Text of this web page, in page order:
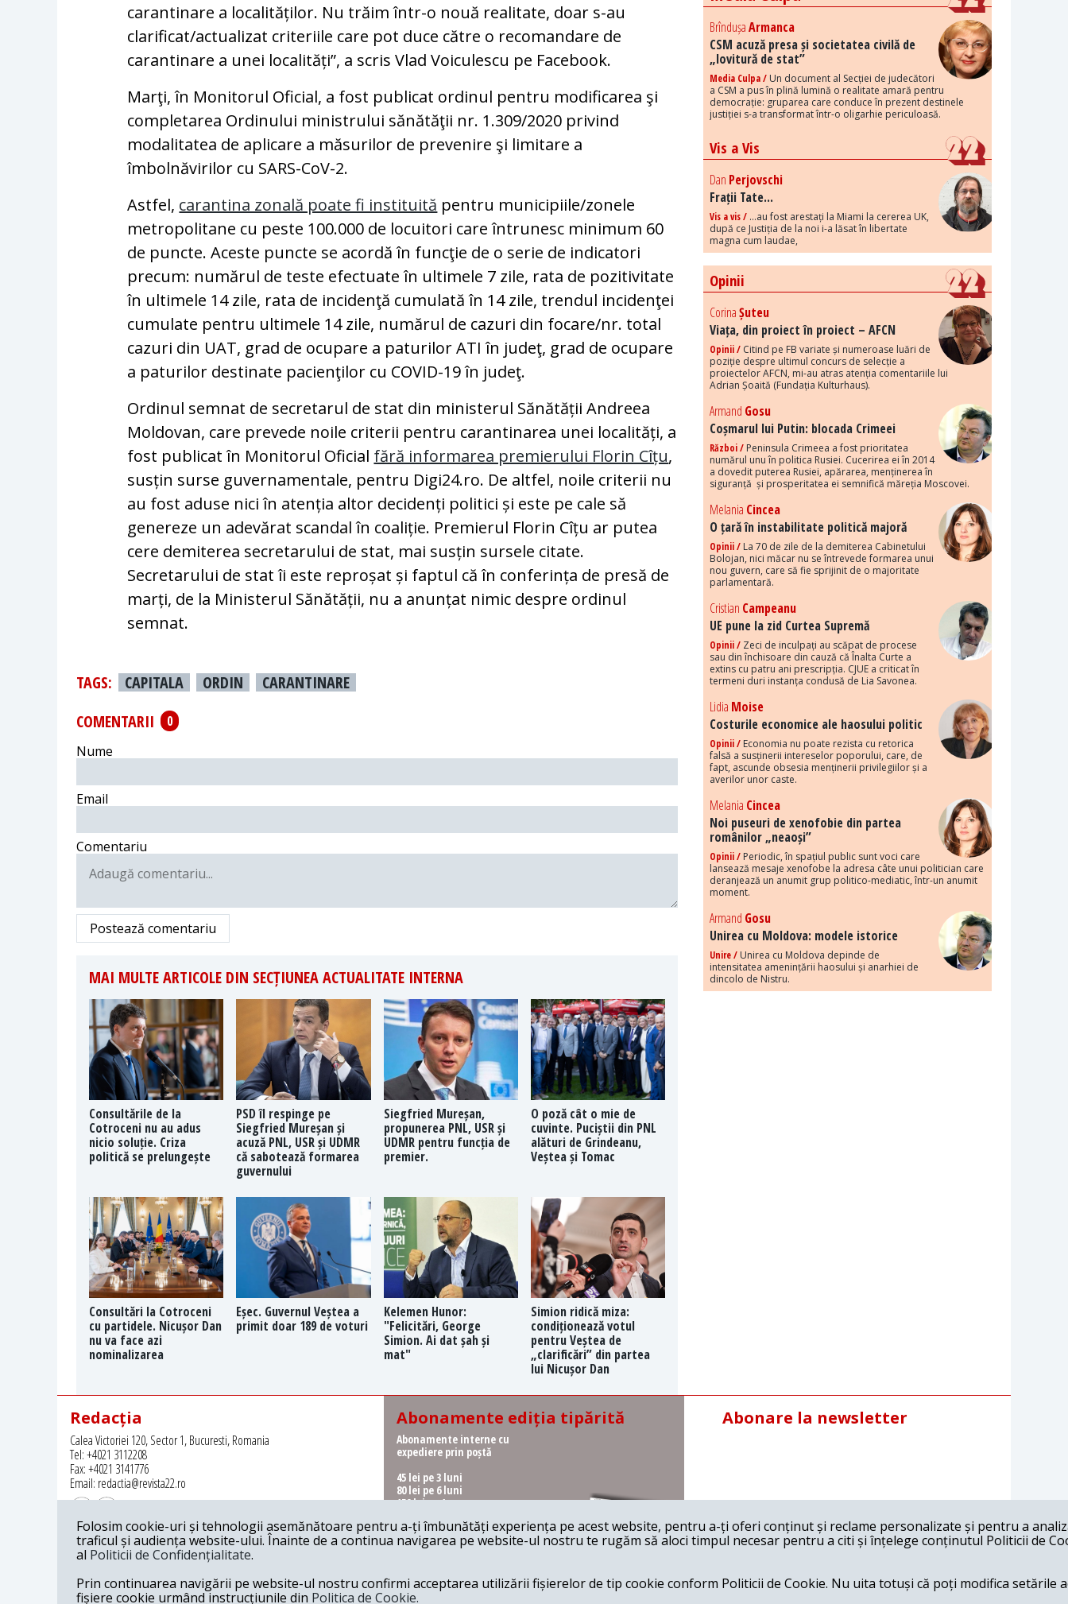
carantinare a localităților. Nu trăim într-o nouă realitate, doar s-au
clarificat/actualizat criteriile care pot duce către o recomandare de
carantinare a unei localități”, a scris Vlad Voiculescu pe Facebook.
Marţi, în Monitorul Oficial, a fost publicat ordinul pentru modificarea şi
completarea Ordinului ministrului sănătăţii nr. 1.309/2020 privind
modalitatea de aplicare a măsurilor de prevenire şi limitare a
îmbolnăvirilor cu SARS-CoV-2.
Astfel, carantina zonală poate fi instituită pentru municipiile/zonele
metropolitane cu peste 100.000 de locuitori care întrunesc minimum 60
de puncte. Aceste puncte se acordă în funcţie de o serie de indicatori
precum: numărul de teste efectuate în ultimele 7 zile, rata de pozitivitate
în ultimele 14 zile, rata de incidenţă cumulată în 14 zile, trendul incidenţei
cumulate pentru ultimele 14 zile, numărul de cazuri din focare/nr. total
cazuri din UAT, grad de ocupare a paturilor ATI în judeţ, grad de ocupare
a paturilor destinate pacienţilor cu COVID-19 în judeţ.
Ordinul semnat de secretarul de stat din ministerul Sănătății Andreea
Moldovan, care prevede noile criterii pentru carantinarea unei localități, a
fost publicat în Monitorul Oficial fără informarea premierului Florin Cîțu,
susțin surse guvernamentale, pentru Digi24.ro. De altfel, noile criterii nu
au fost aduse nici în atenția altor decidenți politici și este pe cale să
genereze un adevărat scandal în coaliție. Premierul Florin Cîțu ar putea
cere demiterea secretarului de stat, mai susțin sursele citate.
Secretarului de stat îi este reproșat și faptul că în conferința de presă de
marți, de la Ministerul Sănătății, nu a anunțat nimic despre ordinul
semnat.
TAGS: CAPITALA ORDIN
CARANTINARE
COMENTARII
0
Nume
Email
Comentariu
Postează comentariu
MAI MULTE ARTICOLE DIN SECȚIUNEA ACTUALITATE INTERNA
Consultările de la
Cotroceni nu au adus
nicio soluție. Criza
politică se prelungește
PSD îl respinge pe
Siegfried Mureșan și
acuză PNL, USR și UDMR
că sabotează formarea
guvernului
Siegfried Mureșan,
propunerea PNL, USR și
UDMR pentru funcția de
premier.
O poză cât o mie de
cuvinte. Puciștii din PNL
alături de Grindeanu,
Veștea și Tomac
Consultări la Cotroceni
cu partidele. Nicușor Dan
nu va face azi
nominalizarea
Eșec. Guvernul Veștea a
primit doar 189 de voturi
Kelemen Hunor:
"Felicitări, George
Simion. Ai dat șah și
mat"
Simion ridică miza:
condiționează votul
pentru Veștea de
„clarificări” din partea
lui Nicușor Dan
BrîndușaArmanca
CSM acuză presa și societatea civilă de
„lovitură de stat”
Media Culpa / Un document al Secției de judecători
a CSM a pus în plină lumină o realitate amară pentru
democrație: gruparea care conduce în prezent destinele
justiției s-a transformat într-o oligarhie periculoasă.
Vis a Vis
Dan Perjovschi
Frații Tate...
Vis a vis / ...au fost arestați la Miami la cererea UK,
după ce Justiția de la noi i-a lăsat în libertate
magna cum laudae,
Opinii
CorinaȘuteu
Viața, din proiect în proiect – AFCN
Opinii / Citind pe FB variate și numeroase luări de
poziție despre ultimul concurs de selecție a
proiectelor AFCN, mi-au atras atenția comentariile lui
Adrian Șoaită (Fundația Kulturhaus).
Armand Gosu
Coșmarul lui Putin: blocada Crimeei
Război / Peninsula Crimeea a fost prioritatea
numărul unu în politica Rusiei. Cucerirea ei în 2014
a dovedit puterea Rusiei, apărarea, menținerea în
siguranță și prosperitatea ei semnifică măreția Moscovei.
Melania Cincea
O țară în instabilitate politică majoră
Opinii / La 70 de zile de la demiterea Cabinetului
Bolojan, nici măcar nu se întrevede formarea unui
nou guvern, care să fie sprijinit de o majoritate
parlamentară.
Cristian Campeanu
UE pune la zid Curtea Supremă
Opinii / Zeci de inculpați au scăpat de procese
sau din închisoare din cauză că Înalta Curte a
extins cu patru ani prescripția. CJUE a criticat în
termeni duri instanța condusă de Lia Savonea.
Lidia Moise
Costurile economice ale haosului politic
Opinii / Economia nu poate rezista cu retorica
falsă a susținerii intereselor poporului, care, de
fapt, ascunde obsesia menținerii privilegiilor și a
averilor unor caste.
Melania Cincea
Noi puseuri de xenofobie din partea
românilor „neaoși”
Opinii / Periodic, în spațiul public sunt voci care
lansează mesaje xenofobe la adresa câte unui politician care
deranjează un anumit grup politico-mediatic, într-un anumit
moment.
Armand Gosu
Unirea cu Moldova: modele istorice
Unire / Unirea cu Moldova depinde de
intensitatea amenințării haosului și anarhiei de
dincolo de Nistru.
Redacția
Calea Victoriei 120, Sector 1, Bucuresti, Romania
Tel: +4021 3112208
Fax: +4021 3141776
Email: redactia@revista22.ro
Revista 22 este editata de
Abonamente ediția tipărită
Abonamente interne cu
expediere prin poștă
45 lei pe 3 luni
80 lei pe 6 luni
150 lei pe 1 an
Abonamente interne cu
ridicare de la redacție
62 lei pe 6 luni
115 lei pe 1 an
Abonare la newsletter
Folosim cookie-uri și tehnologii asemănătoare pentru a-ți îmbunătăți experiența pe acest website, pentru a-ți oferi conținut și reclame personalizate și pentru a
traficul și audiența website-ului. Înainte de a continua navigarea pe website-ul nostru te rugăm să aloci timpul necesar pentru a citi și înțelege conținutul Politicii de
al Politicii de Confidențialitate.
Prin continuarea navigării pe website-ul nostru confirmi acceptarea utilizării fișierelor de tip cookie conform Politicii de Cookie. Nu uita totuși că poți modifica setările
fișiere cookie urmând instrucțiunile din Politica de Cookie.